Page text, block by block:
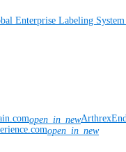
Enterprise Labeling
open_in_new
open_in_new